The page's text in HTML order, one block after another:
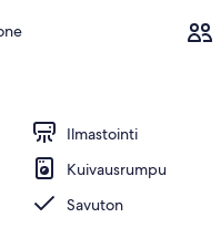
Ilmastointi
Kuivausrumpu
Savuton